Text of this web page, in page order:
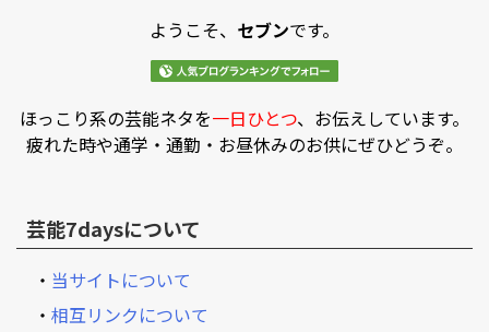
ようこそ、 セブンです。
ほっこり系の芸能ネタを一日ひとつ、お伝えしています。
疲れた時や通学・通勤・お昼休みのお供にぜひどうぞ。
芸能7daysについて
・ 当サイトについて
・ 相互リンクについて